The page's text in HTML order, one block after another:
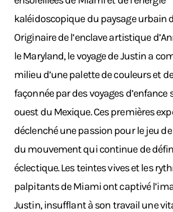
kaléidoscopique du paysage urbain
Originaire de l’enclave artistique
le Maryland, le voyage de Justin a
milieu d’une palette de couleurs et
façonnée par des voyages d’enfance
ouest du Mexique. Ces premières
déclenché une passion pour le jeu
du mouvement qui continue de
éclectique. Les teintes vives et les
palpitants de Miami ont captivé
Justin, insufflant à son travail une